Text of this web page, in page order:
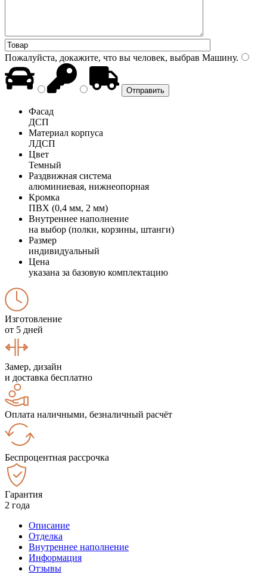
Пожалуйста, докажите, что вы человек, выбрав Машину.
Фасад
ДСП
Материал корпуса
ЛДСП
Цвет
Темный
Раздвижная система
алюминиевая, нижнеопорная
Кромка
ПВХ (0,4 мм, 2 мм)
Внутреннее наполнение
на выбор (полки, корзины, штанги)
Размер
индивидуальный
Цена
указана за базовую комплектацию
Изготовление
от 5 дней
Замер, дизайн
и доставка бесплатно
Оплата наличными, безналичный расчёт
Беспроцентная рассрочка
Гарантия
2 года
Описание
Отделка
Внутреннее наполнение
Информация
Отзывы